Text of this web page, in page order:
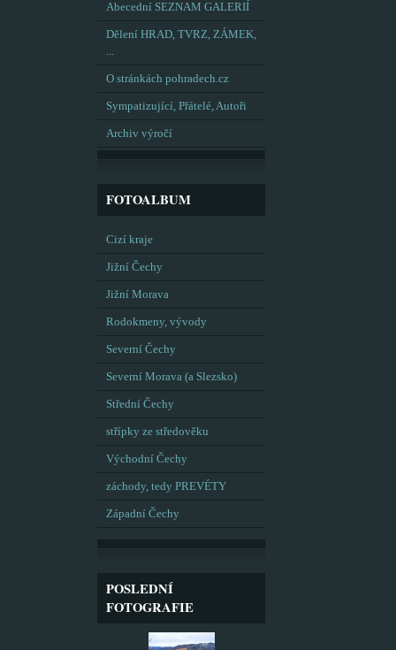
Abecední SEZNAM GALERIÍ
Dělení HRAD, TVRZ, ZÁMEK,
...
O stránkách pohradech.cz
Sympatizující, Přátelé, Autoři
Archiv výročí
FOTOALBUM
Cizí kraje
Jižní Čechy
Jižní Morava
Rodokmeny, vývody
Severní Čechy
Severní Morava (a Slezsko)
Střední Čechy
střípky ze středověku
Východní Čechy
záchody, tedy PREVÉTY
Západní Čechy
POSLEDNÍ
FOTOGRAFIE